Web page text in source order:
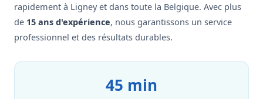
rapidement à Ligney et dans toute la Belgique. Avec plus
de 15 ans d'expérience, nous garantissons un service
professionnel et des résultats durables.
45 min